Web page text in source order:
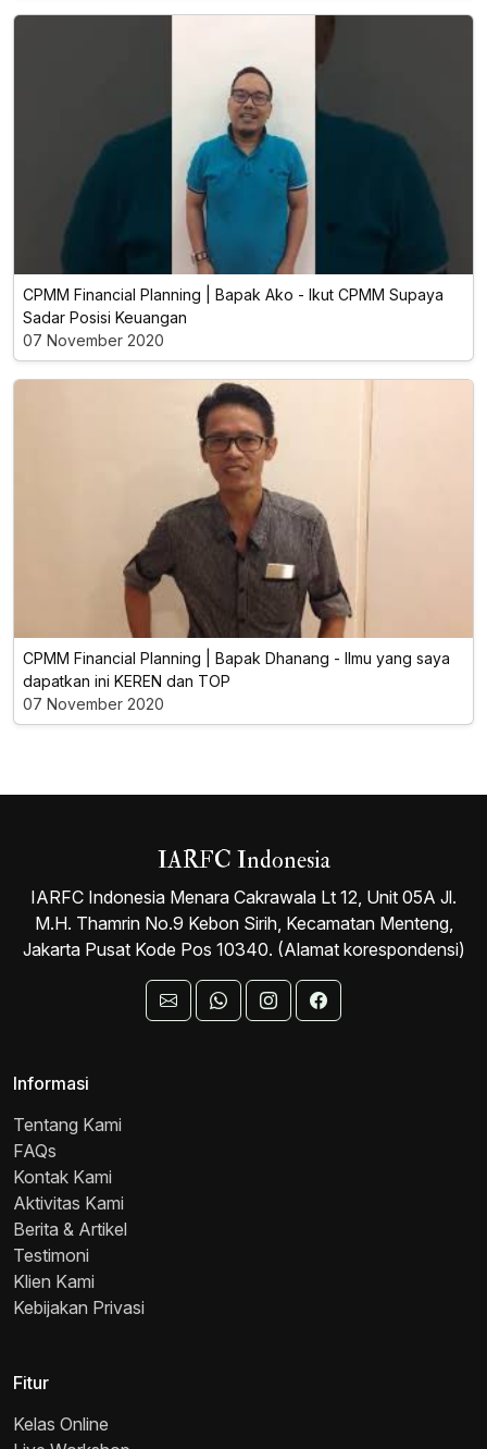
CPMM Financial Planning | Bapak Ako - Ikut CPMM Supaya
Sadar Posisi Keuangan
07 November 2020
CPMM Financial Planning | Bapak Dhanang - Ilmu yang saya
dapatkan ini KEREN dan TOP
07 November 2020
IARFC Indonesia
IARFC Indonesia Menara Cakrawala Lt 12, Unit 05A Jl.
M.H. Thamrin No.9 Kebon Sirih, Kecamatan Menteng,
Jakarta Pusat Kode Pos 10340. (Alamat korespondensi)
Informasi
Tentang Kami
FAQs
Kontak Kami
Aktivitas Kami
Berita & Artikel
Testimoni
Klien Kami
Kebijakan Privasi
Fitur
Kelas Online